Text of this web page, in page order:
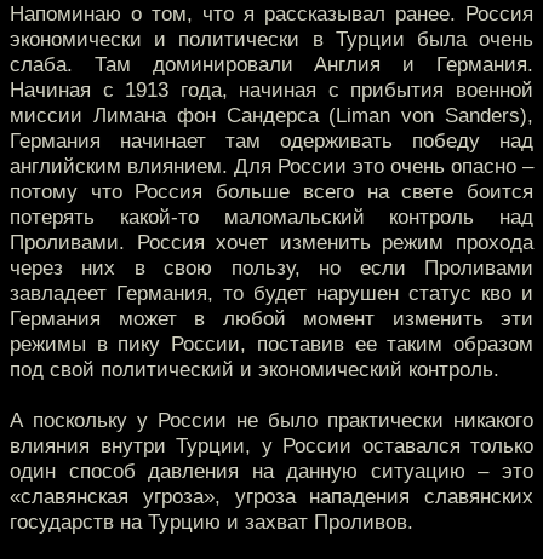
Напоминаю о том, что я рассказывал ранее. Россия
экономически и политически в Турции была очень
слаба. Там доминировали Англия и Германия.
Начиная с 1913 года, начиная с прибытия военной
миссии Лимана фон Сандерса (Liman von Sanders),
Германия начинает там одерживать победу над
английским влиянием. Для России это очень опасно –
потому что Россия больше всего на свете боится
потерять какой-то маломальский контроль над
Проливами. Россия хочет изменить режим прохода
через них в свою пользу, но если Проливами
завладеет Германия, то будет нарушен статус кво и
Германия может в любой момент изменить эти
режимы в пику России, поставив ее таким образом
под свой политический и экономический контроль.
А поскольку у России не было практически никакого
влияния внутри Турции, у России оставался только
один способ давления на данную ситуацию – это
«славянская угроза», угроза нападения славянских
государств на Турцию и захват Проливов.